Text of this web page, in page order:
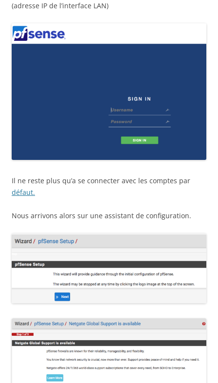
(adresse IP de l’interface LAN)
Il ne reste plus qu’a se connecter avec les comptes par
défaut.
Nous arrivons alors sur une assistant de configuration.